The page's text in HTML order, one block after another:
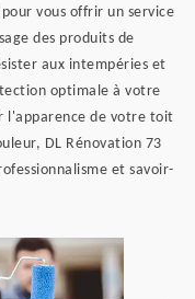
vous offrir un service
des produits de
aux intempéries et
optimale à votre
l'apparence de votre toit
DL Rénovation 73
et savoir-